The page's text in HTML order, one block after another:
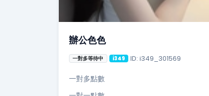
辦公色色
一對多等待中 i349 ID: i349_301569
一對多點數